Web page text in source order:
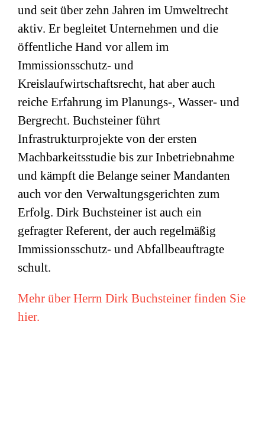
und seit über zehn Jahren im Umweltrecht
aktiv. Er begleitet Unternehmen und die
öffentliche Hand vor allem im
Immissionsschutz- und
Kreislaufwirtschaftsrecht, hat aber auch
reiche Erfahrung im Planungs-, Wasser- und
Bergrecht. Buchsteiner führt
Infrastrukturprojekte von der ersten
Machbarkeitsstudie bis zur Inbetriebnahme
und kämpft die Belange seiner Mandanten
auch vor den Verwaltungsgerichten zum
Erfolg. Dirk Buchsteiner ist auch ein
gefragter Referent, der auch regelmäßig
Immissionsschutz- und Abfallbeauftragte
schult.
Mehr über Herrn Dirk Buchsteiner finden Sie
hier.